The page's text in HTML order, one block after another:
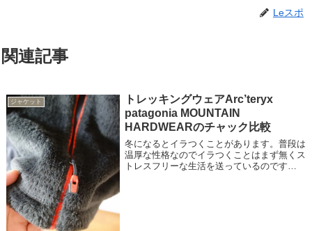
Leスポ
関連記事
ジャケット
トレッキングウェアArc’teryx
patagonia MOUNTAIN
HARDWEARのチャック比較
冬になるとイラつくことがあります。普段は
温厚な性格なのでイラつくことはまず無くス
トレスフリーな生活を送っているのです